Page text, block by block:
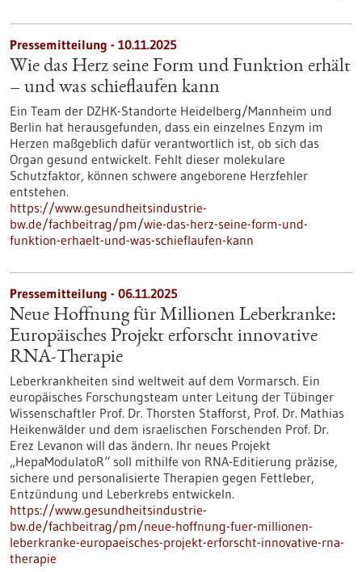
Pressemitteilung - 10.11.2025
Wie das Herz seine Form und Funktion erhält
– und was schieflaufen kann
Ein Team der DZHK-Standorte Heidelberg/Mannheim und
Berlin hat herausgefunden, dass ein einzelnes Enzym im
Herzen maßgeblich dafür verantwortlich ist, ob sich das
Organ gesund entwickelt. Fehlt dieser molekulare
Schutzfaktor, können schwere angeborene Herzfehler
entstehen.
https://www.gesundheitsindustrie-
bw.de/fachbeitrag/pm/wie-das-herz-seine-form-und-
funktion-erhaelt-und-was-schieflaufen-kann
Pressemitteilung - 06.11.2025
Neue Hoffnung für Millionen Leberkranke:
Europäisches Projekt erforscht innovative
RNA-Therapie
Leberkrankheiten sind weltweit auf dem Vormarsch. Ein
europäisches Forschungsteam unter Leitung der Tübinger
Wissenschaftler Prof. Dr. Thorsten Stafforst, Prof. Dr. Mathias
Heikenwälder und dem israelischen Forschenden Prof. Dr.
Erez Levanon will das ändern. Ihr neues Projekt
„HepaModulatoR“ soll mithilfe von RNA-Editierung präzise,
sichere und personalisierte Therapien gegen Fettleber,
Entzündung und Leberkrebs entwickeln.
https://www.gesundheitsindustrie-
bw.de/fachbeitrag/pm/neue-hoffnung-fuer-millionen-
leberkranke-europaeisches-projekt-erforscht-innovative-rna-
therapie